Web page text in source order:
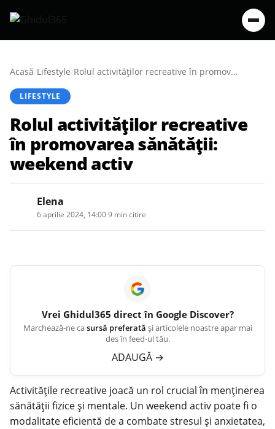
Acasă/Lifestyle/ Rolul activităților recreative în promovarea sănătății: weekend activ
LIFESTYLE
Rolul activităților recreative
în promovarea sănătății:
weekend activ
Elena
6 aprilie 2024, 14:009 min citire
Vrei Ghidul365 direct în Google Discover?
Marchează-ne casursă preferată și articolele noastre apar mai
des în feed-ul tău.
ADAUGĂ →
Activitățile recreative joacă un rol crucial în menținerea
sănătății fizice și mentale. Un weekend activ poate fi o
modalitate eficientă de a combate stresul și anxietatea,